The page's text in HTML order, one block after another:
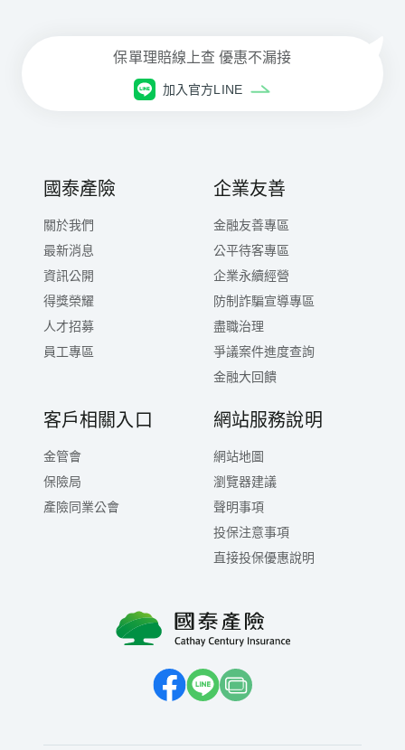
每⽇ 21:00 ~翌⽇08:30(委外專⼈服務)
網路電話注意事項與設定下載
保單理賠線上查 優惠不漏接
加入官方LINE
國泰產險
關於我們
最新消息
資訊公開
得獎榮耀
人才招募
員工專區
企業友善
金融友善專區
公平待客專區
企業永續經營
防制詐騙宣導專區
盡職治理
爭議案件進度查詢
金融大回饋
客戶相關入口
金管會
保險局
產險同業公會
網站服務說明
網站地圖
瀏覽器建議
聲明事項
投保注意事項
直接投保優惠說明